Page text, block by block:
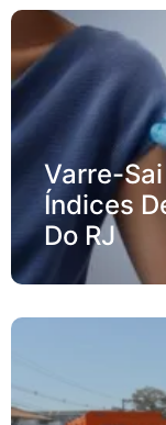
Varre-
Índices
Do RJ